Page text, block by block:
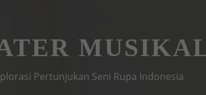
Pertunjukan Seni Rupa Indonesia